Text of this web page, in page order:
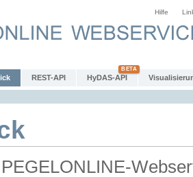
Hilfe
REST-API HyDAS-API